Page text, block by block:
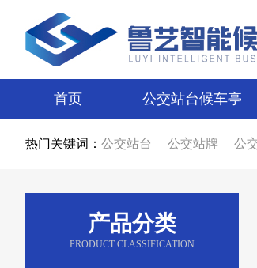
首页 公交站台候车亭
热门关键词： 公交站台 公交站牌 公
电子站牌厂家
公交站台厂
候车亭图片
宿迁电子站牌
新款候车亭
新款电子站牌
产品分类
PRODUCT CLASSIFICATION